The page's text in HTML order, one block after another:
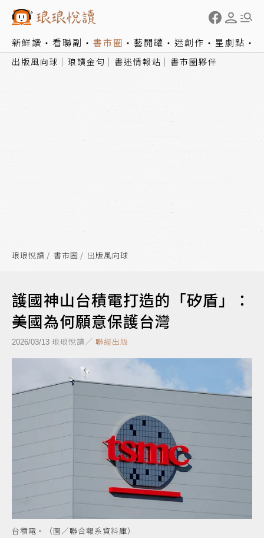
新鮮讀 看聯副 書市圈 藝開罐 迷創作 星劇點
出版風向球 琅讀金句 書迷情報站 書市圈夥伴
琅琅悅讀 書市圈 出版風向球
護國神山台積電打造的「矽盾」：
美國為何願意保護台灣
2026/03/13 琅琅悅讀／ 聯經出版
台積電。（圖／聯合報系資料庫）